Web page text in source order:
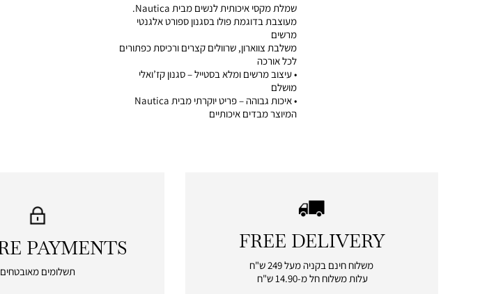
שמלת מקסי איכותית לנשים מבית Nautica.
מעוצבת בדוגמת פולו בסגנון ספורט אלגנטי
מרשים
משלבת צווארון, שרוולים קצרים ורכיסת כפתורים
לכל אורכה
• עיצוב מרשים ומלא בסטייל – סגנון קז’ואלי
מושלם
• איכות גבוהה – פריט יוקרתי מבית Nautica
המיוצר מבדים איכותיים
|
free
delivery
|
FREE DELIVERY
משלוח חינם בקניה מעל 249 ש"ח
עלות משלוח חל מ-14.90 ש"ח
|
payments
PAYMENTS
תשלומים מאובטחים